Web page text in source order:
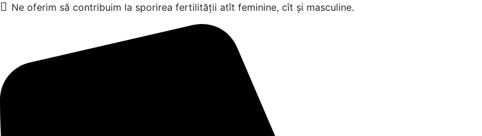
Ne oferim să contribuim la sporirea fertilității atît feminine, cît și masculine.